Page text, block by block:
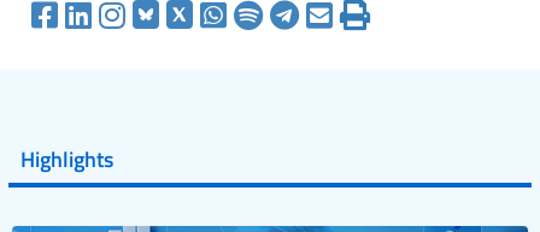
Highlights